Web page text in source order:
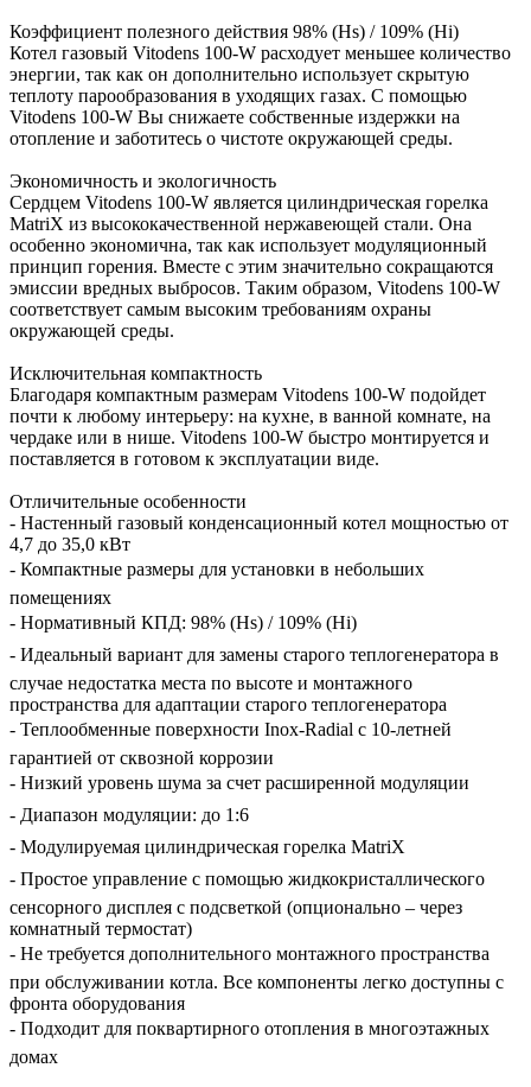
Коэффициент полезного действия 98% (Hs) / 109% (Hi)
Котел газовый Vitodens 100-W расходует меньшее количество
энергии, так как он дополнительно использует скрытую
теплоту парообразования в уходящих газах. С помощью
Vitodens 100-W Вы снижаете собственные издержки на
отопление и заботитесь о чистоте окружающей среды.
Экономичность и экологичность
Сердцем Vitodens 100-W является цилиндрическая горелка
MatriX из высококачественной нержавеющей стали. Она
особенно экономична, так как использует модуляционный
принцип горения. Вместе с этим значительно сокращаются
эмиссии вредных выбросов. Таким образом, Vitodens 100-W
соответствует самым высоким требованиям охраны
окружающей среды.
Исключительная компактность
Благодаря компактным размерам Vitodens 100-W подойдет
почти к любому интерьеру: на кухне, в ванной комнате, на
чердаке или в нише. Vitodens 100-W быстро монтируется и
поставляется в готовом к эксплуатации виде.
Отличительные особенности
- Настенный газовый конденсационный котел мощностью от
4,7 до 35,0 кВт
- Компактные размеры для установки в небольших
помещениях
- Нормативный КПД: 98% (Hs) / 109% (Hi)
- Идеальный вариант для замены старого теплогенератора в
случае недостатка места по высоте и монтажного
пространства для адаптации старого теплогенератора
- Теплообменные поверхности Inox-Radial с 10-летней
гарантией от сквозной коррозии
- Низкий уровень шума за счет расширенной модуляции
- Диапазон модуляции: до 1:6
- Модулируемая цилиндрическая горелка MatriX
- Простое управление с помощью жидкокристаллического
сенсорного дисплея с подсветкой (опционально – через
комнатный термостат)
- Не требуется дополнительного монтажного пространства
при обслуживании котла. Все компоненты легко доступны с
фронта оборудования
- Подходит для поквартирного отопления в многоэтажных
домах